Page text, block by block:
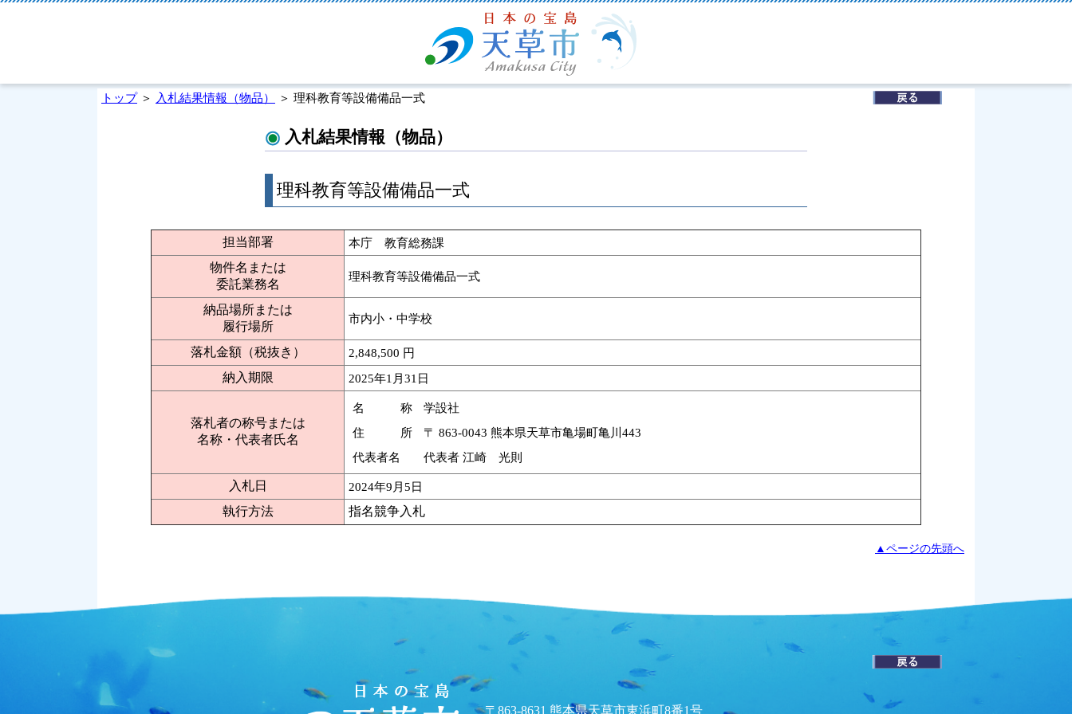
トップ＞ 入札結果情報（物品） ＞ 理科教育等設備備品一式
入札結果情報（物品）
理科教育等設備備品一式
担当部署
本庁 教育総務課
物件名または
委託業務名
理科教育等設備備品一式
納品場所または
履行場所
市内小・中学校
落札金額（税抜き）
2,848,500 円
納入期限
2025年1月31日
落札者の称号または
名称・代表者氏名
名 称
学設社
住 所
〒 863-0043 熊本県天草市亀場町亀川443
代表者名
代表者 江崎 光則
入札日
2024年9月5日
執行方法
指名競争入札
▲ページの先頭へ
〒863-8631 熊本県天草市東浜町8番1号